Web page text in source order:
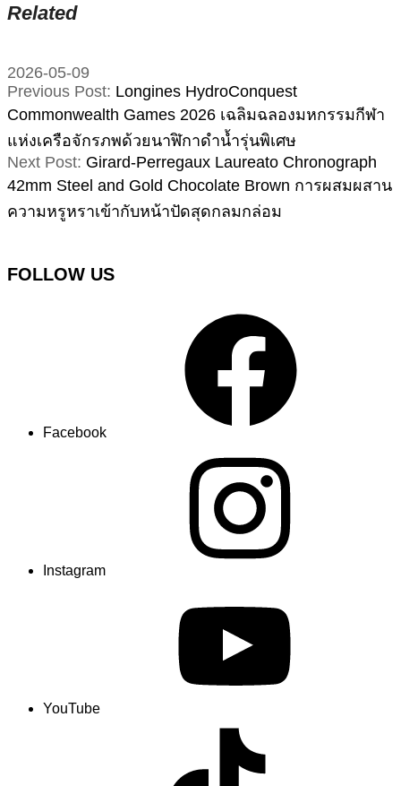
Related
2026-05-09
Previous Post: Longines HydroConquest
Commonwealth Games 2026 เฉลิมฉลองมหกรรมกีฬา
แห่งเครือจักรภพด้วยนาฬิกาดำน้ำรุ่นพิเศษ
Next Post: Girard-Perregaux Laureato Chronograph
42mm Steel and Gold Chocolate Brown การผสมผสาน
ความหรูหราเข้ากับหน้าปัดสุดกลมกล่อม
FOLLOW US
Facebook
Instagram
YouTube